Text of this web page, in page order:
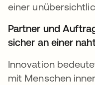
einer
Partner und
sicher an einer
Innovation
mit Menschen